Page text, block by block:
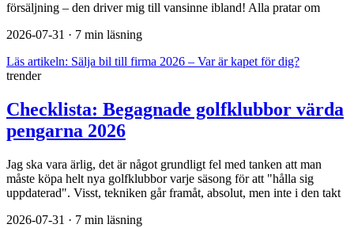
försäljning – den driver mig till vansinne ibland! Alla pratar om
2026-07-31 · 7 min läsning
Läs artikeln: Sälja bil till firma 2026 – Var är kapet för dig?
trender
Checklista: Begagnade golfklubbor värda
pengarna 2026
Jag ska vara ärlig, det är något grundligt fel med tanken att man
måste köpa helt nya golfklubbor varje säsong för att "hålla sig
uppdaterad". Visst, tekniken går framåt, absolut, men inte i den takt
2026-07-31 · 7 min läsning